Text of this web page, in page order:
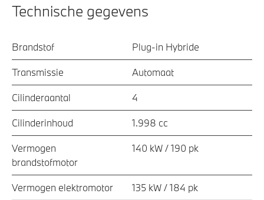
Technische gegevens
Brandstof Plug-in Hybride
Transmissie Automaat
Cilinderaantal 4
Cilinderinhoud 1.998 cc
Vermogen
brandstofmotor
140 kW / 190 pk
Vermogen elektromotor 135 kW / 184 pk